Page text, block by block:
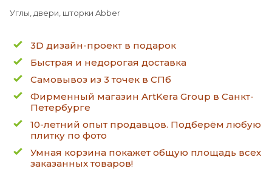
Углы, двери, шторки Abber
3D дизайн-проект в подарок
Быстрая и недорогая доставка
Самовывоз из 3 точек в СПб
Фирменный магазин ArtKera Group в Санкт-
Петербурге
10-летний опыт продавцов. Подберём любую
плитку по фото
Умная корзина покажет общую площадь всех
заказанных товаров!